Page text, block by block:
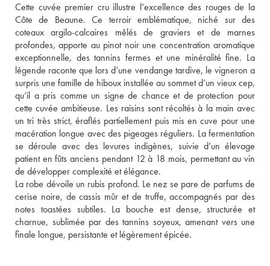
Cette cuvée premier cru illustre l’excellence des rouges de la
Côte de Beaune. Ce terroir emblématique, niché sur des
coteaux argilo-calcaires mêlés de graviers et de marnes
profondes, apporte au pinot noir une concentration aromatique
exceptionnelle, des tannins fermes et une minéralité fine. La
légende raconte que lors d’une vendange tardive, le vigneron a
surpris une famille de hiboux installée au sommet d’un vieux cep,
qu’il a pris comme un signe de chance et de protection pour
cette cuvée ambitieuse. Les raisins sont récoltés à la main avec
un tri très strict, éraflés partiellement puis mis en cuve pour une
macération longue avec des pigeages réguliers. La fermentation
se déroule avec des levures indigènes, suivie d’un élevage
patient en fûts anciens pendant 12 à 18 mois, permettant au vin
de développer complexité et élégance.
La robe dévoile un rubis profond. Le nez se pare de parfums de
cerise noire, de cassis mûr et de truffe, accompagnés par des
notes toastées subtiles. La bouche est dense, structurée et
charnue, sublimée par des tannins soyeux, amenant vers une
finale longue, persistante et légèrement épicée.